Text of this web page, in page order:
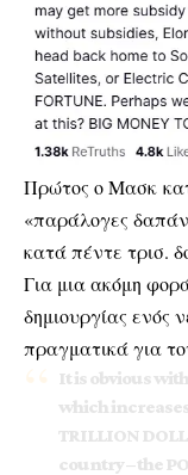
Πρώτος ο Μασκ
«παράλογες
κατά πέντε τρισ.
Για μια ακόμη
δημιουργίας ενός
πραγματικά για
It is obvious
which
TRILLION
country – the